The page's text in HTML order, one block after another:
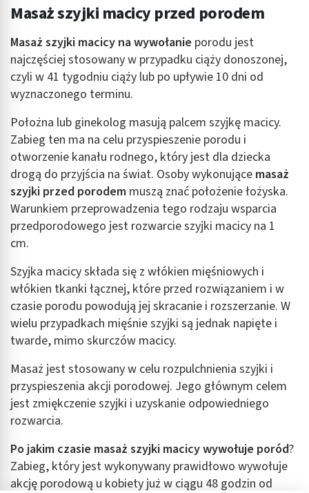
Masaż szyjki macicy przed porodem
Masaż szyjki macicy na wywołanie porodu jest
najczęściej stosowany w przypadku ciąży donoszonej,
czyli w 41 tygodniu ciąży lub po upływie 10 dni od
wyznaczonego terminu.
Położna lub ginekolog masują palcem szyjkę macicy.
Zabieg ten ma na celu przyspieszenie porodu i
otworzenie kanału rodnego, który jest dla dziecka
drogą do przyjścia na świat. Osoby wykonujące masaż
szyjki przed porodem muszą znać położenie łożyska.
Warunkiem przeprowadzenia tego rodzaju wsparcia
przedporodowego jest rozwarcie szyjki macicy na 1
cm.
Szyjka macicy składa się z włókien mięśniowych i
włókien tkanki łącznej, które przed rozwiązaniem i w
czasie porodu powodują jej skracanie i rozszerzanie. W
wielu przypadkach mięśnie szyjki są jednak napięte i
twarde, mimo skurczów macicy.
Masaż jest stosowany w celu rozpulchnienia szyjki i
przyspieszenia akcji porodowej. Jego głównym celem
jest zmiękczenie szyjki i uzyskanie odpowiedniego
rozwarcia.
Po jakim czasie masaż szyjki macicy wywołuje poród?
Zabieg, który jest wykonywany prawidłowo wywołuje
akcję porodową u kobiety już w ciągu 48 godzin od